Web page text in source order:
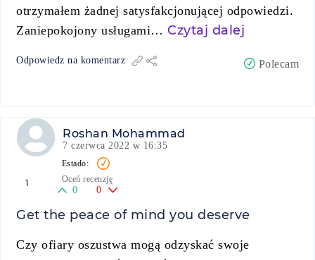
otrzymałem żadnej satysfakcjonującej odpowiedzi.
Zaniepokojony usługami… Czytaj dalej
Odpowiedz na komentarz Polecam
Roshan Mohammad
7 czerwca 2022 w 16:35
1 Oceń recenzję
0 0
Get the peace of mind you deserve
Czy ofiary oszustwa mogą odzyskać swoje